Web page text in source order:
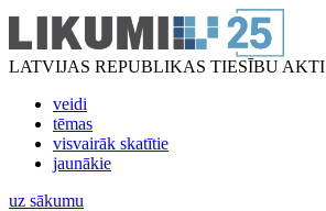
LATVIJAS REPUBLIKAS TIESĪBU AKTI
veidi
tēmas
visvairāk skatītie
jaunākie
uz sākumu